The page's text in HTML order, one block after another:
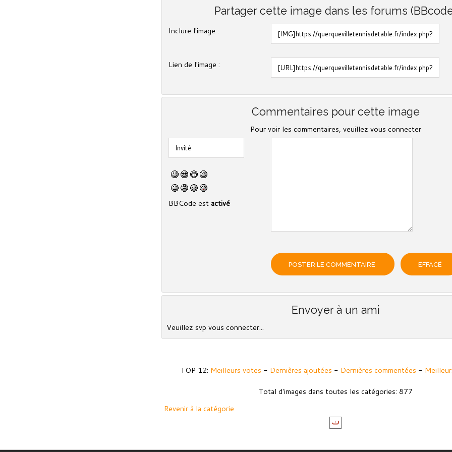
Partager cette image dans les forums
Inclure l'image :
Lien de l'image :
Commentaires pour cette image
Pour voir les commentaires, veuillez vous connecter
BBCode est activé
Envoyer à un ami
Veuillez svp vous connecter...
TOP 12: Meilleurs votes - Dernières ajoutées - Dernières commentées -
Total d'images dans toutes les catégories: 877
Revenir à la catégorie